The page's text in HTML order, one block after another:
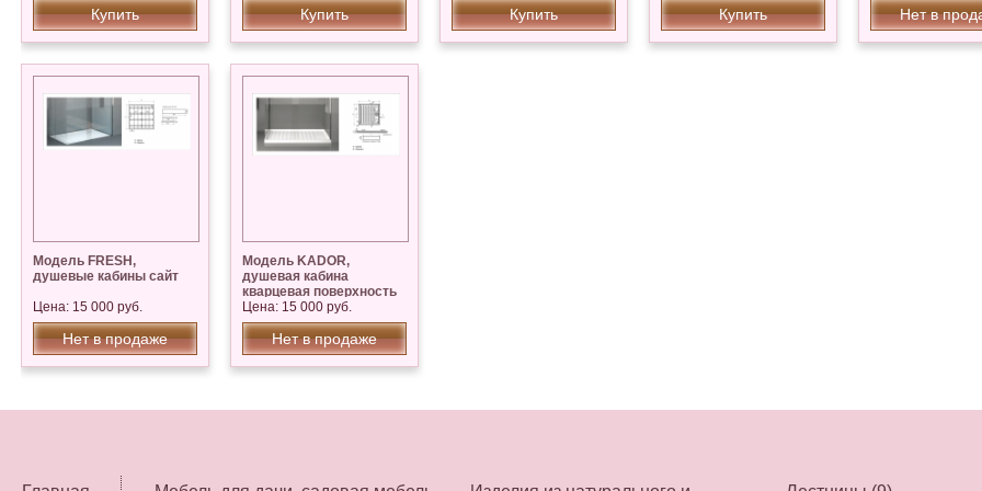
Купить Купить Купить Купить Нет в
Модель FRESH,
душевые кабины сайт
Цена: 15 000 руб.
Нет в продаже
Модель KADOR,
душевая кабина
кварцевая поверхность
SILESTONE
Цена: 15 000 руб.
Нет в продаже